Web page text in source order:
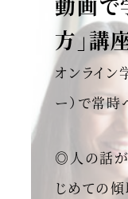
動画で
方」講
オンライン
ー）で常時
◎人の話が
じめての